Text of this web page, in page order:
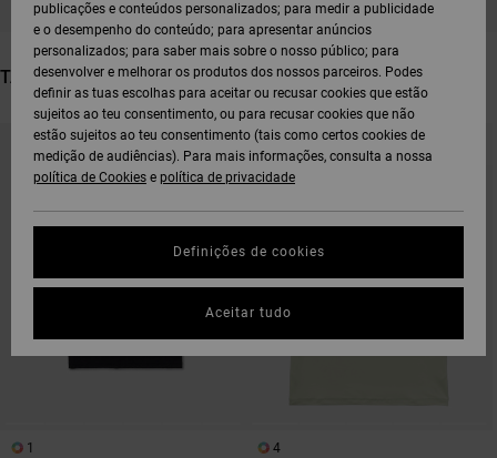
TAMBÉM PODERÁS GOSTAR
AVANÇAR
PROCURAR
CRITÉRIOS
AVANÇAR
ORDENAR
1 4
publicações e conteúdos personalizados; para medir a publicidade
e o desempenho do conteúdo; para apresentar anúncios
personalizados; para saber mais sobre o nosso público; para
desenvolver e melhorar os produtos dos nossos parceiros. Podes
definir as tuas escolhas para aceitar ou recusar cookies que estão
sujeitos ao teu consentimento, ou para recusar cookies que não
estão sujeitos ao teu consentimento (tais como certos cookies de
medição de audiências). Para mais informações, consulta a nossa
política de Cookies e política de privacidade
Definições de cookies
Aceitar tudo